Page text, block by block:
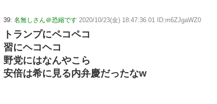
39: 名無しさん＠恐縮です 2020/10/23(金) 18:47:36.01 ID:m6ZJgaWZ0
トランプにペコペコ
習にヘコヘコ
野党にはなんやこら
安倍は希に見る内弁慶だったなw